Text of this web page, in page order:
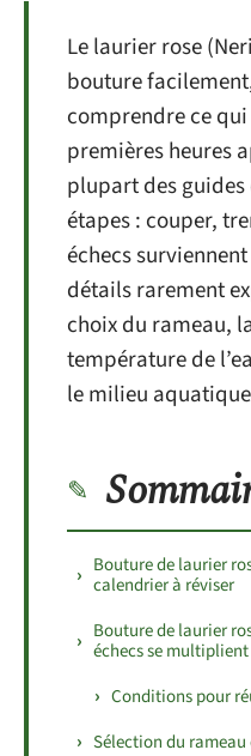
Le laurier rose
bouture
comprendre ce
premières heures
plupart des
étapes : couper,
échecs
détails rarement
choix du rameau,
température de
le milieu
Bouture de laurier
calendrier à réviser
Bouture de laurier
échecs se
Conditions pour
Sélection du